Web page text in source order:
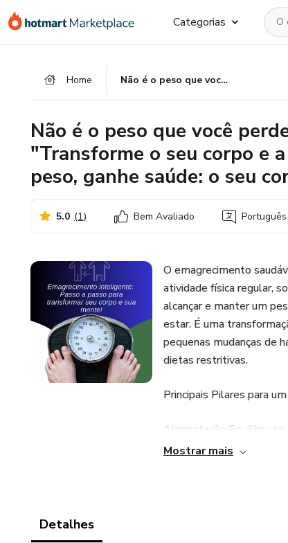
para
para
para
Categorias
Home Não é o peso que você perde, é a vida que você ganha", "Transforme o seu corpo e a sua vida: comece hoje", ou "Perca peso, ganhe saúde: o seu corpo agradece".
Não é o peso que você
"Transforme o seu corpo e
peso, ganhe saúde: o seu
5.0 (1) Bem Avaliado Português
O emagrecimento
atividade física regular,
alcançar e manter um
estar. É uma
pequenas mudanças de
dietas restritivas.
Principais Pilares para
Alimentação Equilibrada:
Mostrar mais
Detalhes